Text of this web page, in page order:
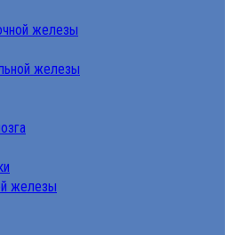
железы
железы
железы